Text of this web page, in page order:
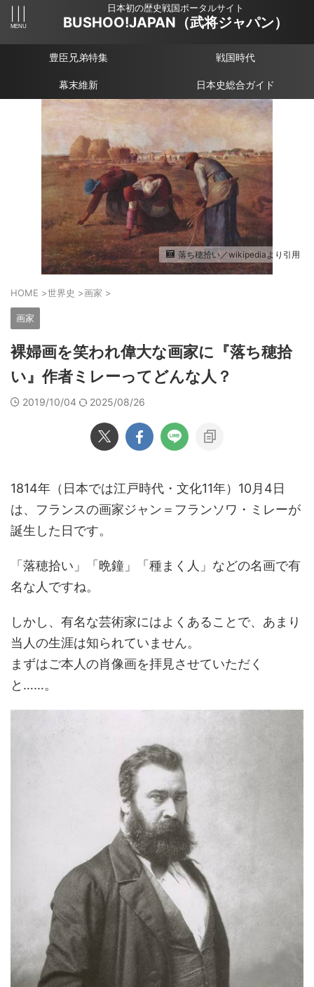
日本初の歴史戦国ポータルサイト
BUSHOO!JAPAN（武将ジャパン）
豊臣兄弟特集 戦国時代
幕末維新 日本史総合ガイド
落ち穂拾い／wikipediaより引用
HOME >世界史 >画家 >
画家
裸婦画を笑われ偉大な画家に『落ち穂拾
い』作者ミレーってどんな人？
2019/10/04 2025/08/26
1814年（日本では江戸時代・文化11年）10月4日
は、フランスの画家ジャン＝フランソワ・ミレーが
誕生した日です。
「落穂拾い」「晩鐘」「種まく人」などの名画で有
名な人ですね。
しかし、有名な芸術家にはよくあることで、あまり
当人の生涯は知られていません。
まずはご本人の肖像画を拝見させていただく
と……。